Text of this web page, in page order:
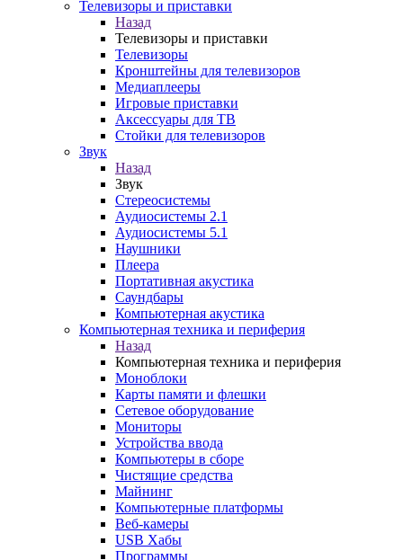
Телевизоры и приставки
Назад
Телевизоры и приставки
Телевизоры
Кронштейны для телевизоров
Медиаплееры
Игровые приставки
Аксессуары для ТВ
Стойки для телевизоров
Звук
Назад
Звук
Стереосистемы
Аудиосистемы 2.1
Аудиосистемы 5.1
Наушники
Плеера
Портативная акустика
Саундбары
Компьютерная акустика
Компьютерная техника и периферия
Назад
Компьютерная техника и периферия
Моноблоки
Карты памяти и флешки
Сетевое оборудование
Мониторы
Устройства ввода
Компьютеры в сборе
Чистящие средства
Майнинг
Компьютерные платформы
Веб-камеры
USB Хабы
Программы